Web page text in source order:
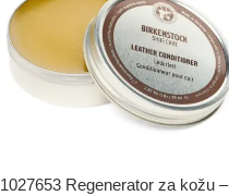
1027653 Regenerator za kožu –